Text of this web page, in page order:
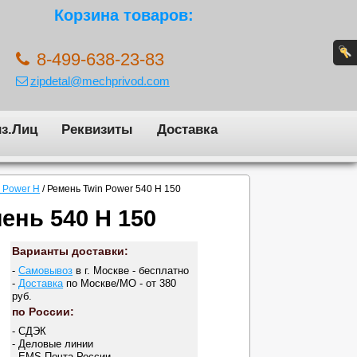
Корзина товаров:
8-499-638-23-83
zipdetal@mechprivod.com
Реквизиты Доставка
H / Ремень Twin Power 540 H 150
540 H 150
Варианты доставки:
-Самовывоз в г. Москве - бесплатно
- Доставка по Москве/МО - от 380
руб.
по России:
- СДЭК
- Деловые линии